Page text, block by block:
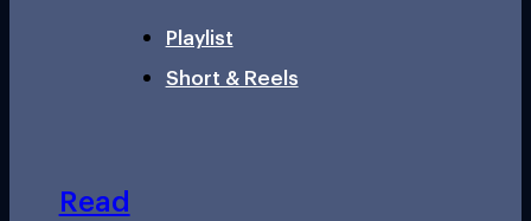
Playlist
Short & Reels
Read